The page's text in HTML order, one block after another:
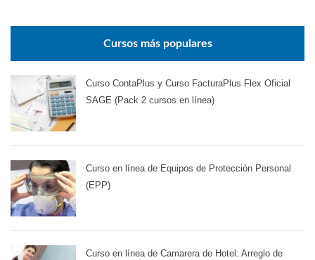
Cursos más populares
Curso ContaPlus y Curso FacturaPlus Flex Oficial
SAGE (Pack 2 cursos en línea)
Curso en línea de Equipos de Protección Personal
(EPP)
Curso en línea de Camarera de Hotel: Arreglo de